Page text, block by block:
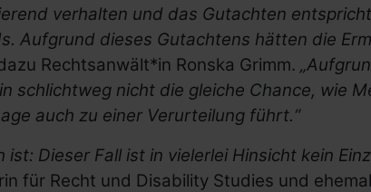
verhalten und das Gutachten
Aufgrund dieses Gutachtens hätten die
Rechtsanwält*in Ronska Grimm.
schlichtweg nicht die gleiche Chance, wie
auch zu einer Verurteilung führt.“
ist: Dieser Fall ist in vielerlei Hinsicht kein
für Recht und Disability Studies und